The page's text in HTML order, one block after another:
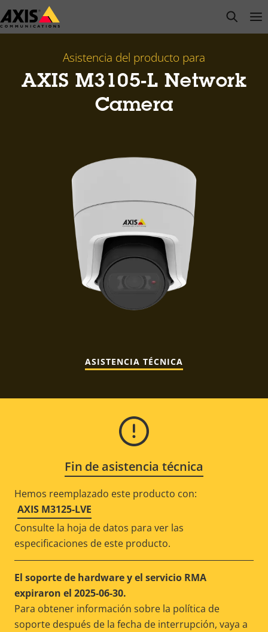
Saltar
al
open
Asistencia del producto para
AXIS M3105-L Network
Camera
ASISTENCIA TÉCNICA
Fin de asistencia técnica
Hemos reemplazado este producto con:
AXIS M3125-LVE
Consulte la hoja de datos para ver las
especificaciones de este producto.
El soporte de hardware y el servicio RMA
expiraron el 2025-06-30.
Para obtener información sobre la política de
soporte después de la fecha de interrupción, vaya a